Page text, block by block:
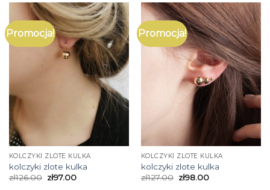
Promocja!
KOLCZYKI ZLOTE KULKA
kolczyki zlote kulka
zł126.00 zł97.00
Promocja!
KOLCZYKI ZLOTE KULKA
kolczyki zlote kulka
zł127.00 zł98.00